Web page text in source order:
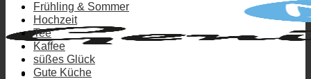
Frühling & Sommer
Hochzeit
Tee
Kaffee
süßes Glück
Gute Küche